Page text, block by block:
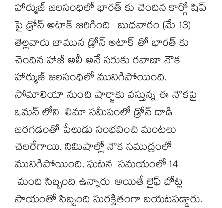
హార్ముజ్ జలసంధిలో భారత్ కు చెందిన కార్గో షిప్
పై డ్రోన్ అటాక్ జరిగింది. బుధవారం (మే 13)
తెల్లవారు జామున డ్రోన్ అటాక్ తో భారత్ కు
చెందిన హాజీ అలీ అనే సరుకు రవాణా నౌక
హార్ముజ్ జలసంధిలో మునిగిపోయింది.
సోమాలియా నుంచి షార్జాకు వస్తున్న ఈ నౌకపై
ఒమన్ లోని లిమా సమీపంలో డ్రోన్ దాడి
జరగడంతో పేలుడు సంభవించి మంటలు
చెలరేగాయి. నిమిషాల్లో నౌక సముద్రంలో
మునిగిపోయింది. ఘటన సమయంలో 14
మంది సిబ్బంది ఉన్నారు. అయితే లైఫ్ బోట్ల
సాయంతో సిబ్బంది సురక్షితంగా బయటపడ్డారు.